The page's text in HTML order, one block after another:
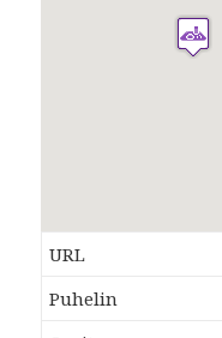
URL
Puhelin